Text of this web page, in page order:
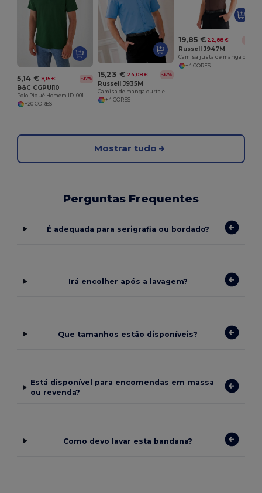
5,14 € 8,15 € -37%
B&C CGPUI10
Polo Piqué Homem ID. 001
+20 CORES
15,23 € 24,08 € -37%
Russell J935M
+4 CORES
19,85 € 22,88 € -13%
Russell J947M
+4 CORES
Mostrar tudo
Perguntas Frequentes
É adequada para serigrafia ou bordado?
Irá encolher após a lavagem?
Que tamanhos estão disponíveis?
Está disponível para encomendas em massa
ou revenda?
Como devo lavar esta bandana?